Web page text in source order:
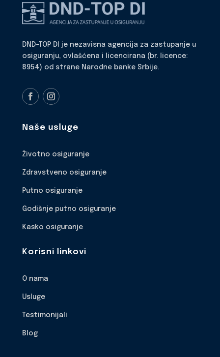
DND-TOP DI je nezavisna agencija za zastupanje u
osiguranju, ovlašćena i licencirana (br. licence:
8954) od strane Narodne banke Srbije.
Naše usluge
Životno osiguranje
Zdravstveno osiguranje
Putno osiguranje
Godišnje putno osiguranje
Kasko osiguranje
Korisni linkovi
O nama
Usluge
Testimonijali
Blog